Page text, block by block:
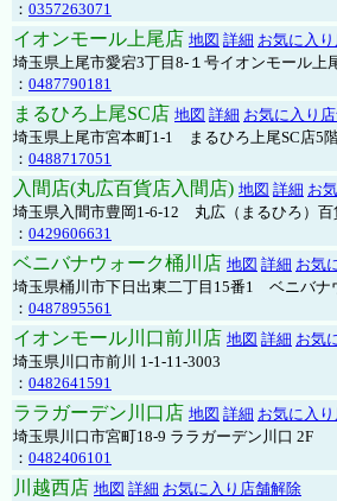
： 0357263071
イオンモール上尾店 地図 詳細 お気に入
埼玉県上尾市愛宕3丁目8-１号イオンモール上
： 0487790181
まるひろ上尾SC店 地図 詳細 お気に入り
埼玉県上尾市宮本町1-1 まるひろ上尾SC店5
： 0488717051
入間店(丸広百貨店入間店) 地図 詳細 お
埼玉県入間市豊岡1-6-12 丸広（まるひろ）百
： 0429606631
ベニバナウォーク桶川店 地図 詳細 お気
埼玉県桶川市下日出東二丁目15番1 ベニバナ
： 0487895561
イオンモール川口前川店 地図 詳細 お気
埼玉県川口市前川 1-1-11-3003
： 0482641591
ララガーデン川口店 地図 詳細 お気に入
埼玉県川口市宮町18-9 ララガーデン川口 2F
： 0482406101
川越西店 地図 詳細 お気に入り店舗解除